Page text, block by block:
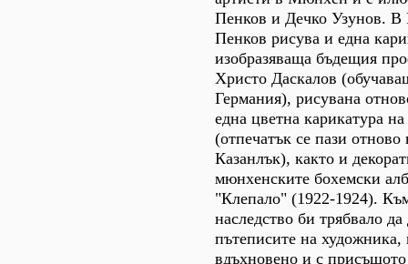
Пенков и Дечко Узунов.
Пенков рисува и една
изобразяваща бъдещия
Христо Даскалов
Германия), рисувана
една цветна карикатура
(отпечатък се пази
Казанлък), както и
мюнхенските бохемски
"Клепало" (1922-1924).
наследство би трябвало
пътеписите на художника,
вдъхновено и с